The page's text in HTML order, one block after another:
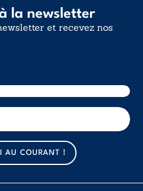
la newsletter
et recevez nos
AU COURANT !